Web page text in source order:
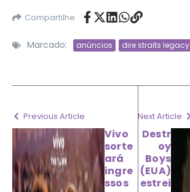
Compartilhe
Marcado: anúncios dire straits legacy
Previous Article
Vivo
sorte
ará
ingre
ssos
Next Article
Destr
oy
Boys
(EUA)
estrei